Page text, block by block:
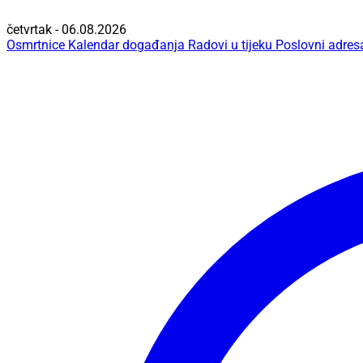
četvrtak - 06.08.2026
Osmrtnice Kalendar događanja Radovi u tijeku Poslovni